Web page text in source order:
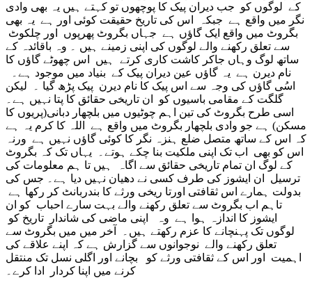
کے لوگوں کو جب دیران پیک کا پوچھوں تو کہتے ہیں یہ بھی وادی
نگر میں واقع ہے جبکہ اس کی تاریخ حقیقت کوئی اور ہے یہ بھی
بگروٹ میں واقع ایک گاؤں ہے جہاں بگروٹ پھرپوں اور چلکوٹ
سے تعلق رکھنے والے لوگوں کی اپنی زمینے ہیں ۔ وہ باقائدہ کے
ساتھ لوگ وہاں جاکر کاشت کاری کرتے ہیں اس چھوٹے گاؤں کا
نام دیرن ہے یہ گاؤں عین دیران پیک کے بنیاد میں موجود ہے۔
اسُی گاؤں کی وجہ سے اس پیک کا نام دیرن پیک پڑھ گیا ۔ لیکن
گلگت کے مقامی باسیوں کو ان تاریخی حقائق کا پتا نہیں ہے۔
اسی طرح بگروٹ کی تین اہم چوٹیوں میں بلچھار دبانی(پریوں کا
مسکن) ہے جو وادی بلچھار بگروٹ میں واقع ہے اللہ کا کرم یہ ہے
کہ اس کے ساتھ متصل ضلع ہنزہ نگر کا کوئی گاؤں نہیں ہے ورنہ
اس کو بھی اب تک اپنی ملکیت بنا چکے ہوتے۔ یہاں تک کہ بگروٹ
کے لوگ ان تمام تاریخی حقائق سے اگاہ ہیں تا ہم معلومات کی
ترسیل ان ایشوز کی طرف کسی نے دھیان نہیں دیا ہے۔ جس کی
بدولت ہمارے اس ثقافتی اورتا ریخی ورثے کا بندربانٹ کر رکھا ہے
تاہم اب بگروٹ سے تعلق رکھنے والے بہت سارے احباب کو ان
ایشوز کا اندازہ ہوا ہے وہ اپنی ماضی کی شاندار تاریخ کو
لوگوں تک پہنچانے کا عزم رکھتے ہیں۔ آخر میں میں بگروٹ سے
تعلق رکھنے والے نوجوانوں سے گزارش ہے کہ اپنے علاقے کی
اہمیت اور اس کے ثقافتی ورثے کو بچانے اور اگلی نسل تک منتقل
کرنے میں اپنا کردار ادا کرے۔